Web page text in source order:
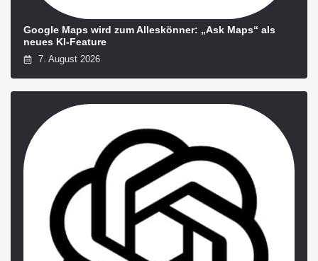
Google Maps wird zum Alleskönner: „Ask Maps“ als
neues KI-Feature
7. August 2026